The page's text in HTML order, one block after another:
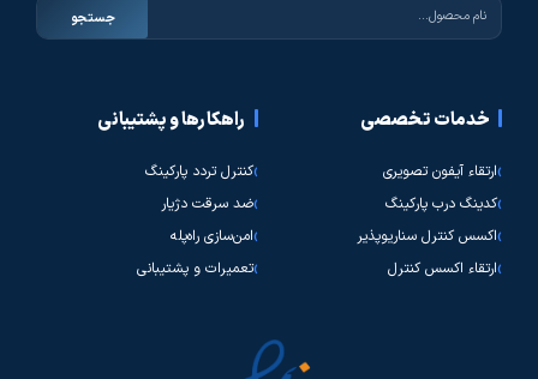
جستجو
خدمات تخصصی
ارتقاء آیفون تصویری
کدینگ درب پارکینگ
اکسس کنترل سناریوپذیر
ارتقاء اکسس کنترل
راهکارها و پشتیبانی
کنترل تردد پارکینگ
ضد سرقت دژیار
امن‌سازی راه‌پله
تعمیرات و پشتیبانی